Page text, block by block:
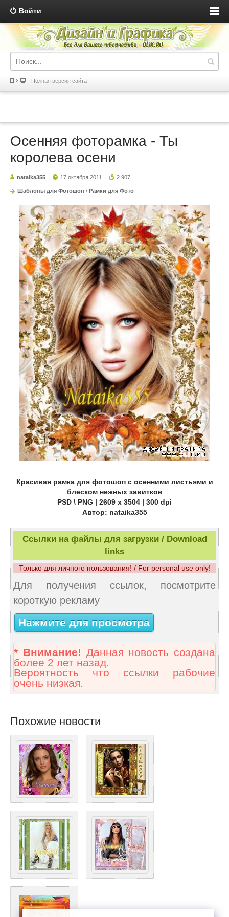
Войти
Полная версия сайта
Осенняя фоторамка - Ты
королева осени
nataika355 17 октября 2011 2 907
Шаблоны для Фотошоп / Рамки для Фото
Красивая рамка для фотошоп с осенними листьями и
блеском нежных завитков
PSD \ PNG | 2609 х 3504 | 300 dpi
Автор: nataika355
Ссылки на файлы для загрузки / Download
links
Только для личного пользования! / For personal use only!
Для получения ссылок, посмотрите
короткую рекламу
Нажмите для просмотра
* Внимание! Данная новость создана
более 2 лет назад.
Вероятность что ссылки рабочие
очень низкая.
Похожие новости